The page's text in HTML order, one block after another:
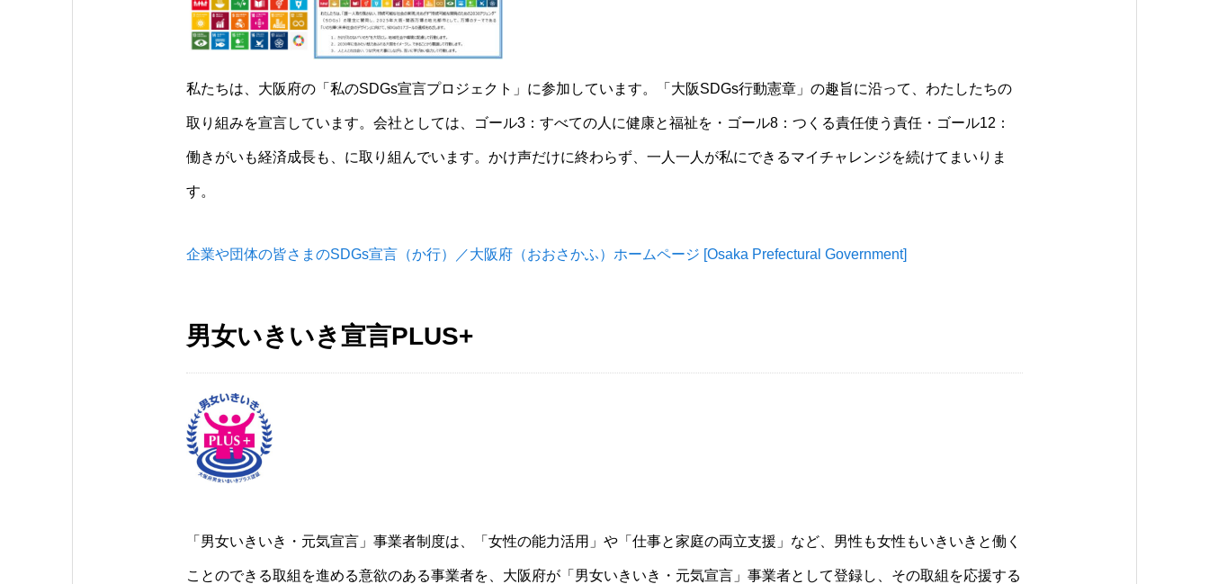
私たちは、大阪府の「私のSDGs宣言プロジェクト」に参加しています。「大阪SDGs行動憲章」の趣旨に沿って、わたしたちの
取り組みを宣言しています。会社としては、ゴール3：すべての人に健康と福祉を・ゴール8：つくる責任使う責任・ゴール12：
働きがいも経済成長も、に取り組んでいます。かけ声だけに終わらず、一人一人が私にできるマイチャレンジを続けてまいりま
す。
企業や団体の皆さまのSDGs宣言（か行）／大阪府（おおさかふ）ホームページ [Osaka Prefectural Government]
男女いきいき宣言PLUS+
「男女いきいき・元気宣言」事業者制度は、「女性の能力活用」や「仕事と家庭の両立支援」など、男性も女性もいきいきと働く
ことのできる取組を進める意欲のある事業者を、大阪府が「男女いきいき・元気宣言」事業者として登録し、その取組を応援する